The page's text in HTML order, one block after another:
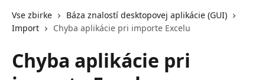
Vse zbirke
Báza znalostí desktopovej aplikácie (GUI)
Import
Chyba aplikácie pri importe Excelu
Chyba aplikácie pri